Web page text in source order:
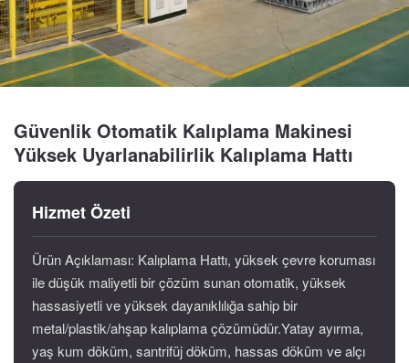
Güvenlik Otomatik Kalıplama Makinesi
Yüksek Uyarlanabilirlik Kalıplama Hattı
Hizmet Özeti
Ürün Açıklaması: Kalıplama Hattı, yüksek çevre koruması
ile düşük maliyetli bir çözüm sunan otomatik, yüksek
hassasiyetli ve yüksek dayanıklılığa sahip bir
metal/plastik/ahşap kalıplama çözümüdür.Yatay ayırma,
yaş kum döküm, santrifüj döküm, hassas döküm ve alçı